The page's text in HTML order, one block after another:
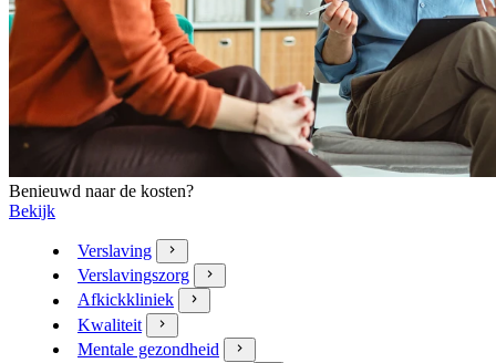
Benieuwd naar de kosten?
Bekijk
Verslaving
Verslavingszorg
Afkickkliniek
Kwaliteit
Mentale gezondheid